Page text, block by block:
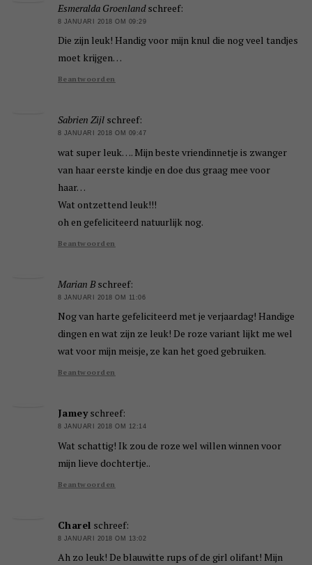
Esmeralda Groenland schreef:
8 JANUARI 2018 OM 09:29
Die zijn leuk! Handig voor mijn knul die nog veel tandjes
moet krijgen…
Beantwoorden
Sabrien Zijl schreef:
8 JANUARI 2018 OM 09:47
wat super leuk…. Mijn beste vriendinnetje is zwanger
van haar eerste kindje en doe dus graag mee voor
haar…
Wat ontzettend leuk!!!
oh en gefeliciteerd natuurlijk nog.
Beantwoorden
Marian B schreef:
8 JANUARI 2018 OM 11:06
Nog van harte gefeliciteerd met je verjaardag! Handige
dingen en wat zijn ze leuk! De roze variant lijkt me wel
wat voor mijn meisje, ze kan het goed gebruiken.
Beantwoorden
Jameyschreef:
8 JANUARI 2018 OM 12:14
Wat schattig! Ik zou de roze wel willen winnen voor
mijn lieve dochtertje..
Beantwoorden
Charel schreef:
8 JANUARI 2018 OM 13:02
Ah zo leuk! De blauwitte rups of de girl olifant! Mijn